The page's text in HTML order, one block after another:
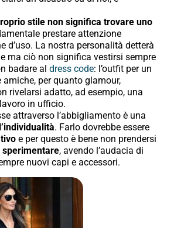
stile non significa trovare uno
prestare attenzione
d’uso. La nostra personalità detterà
ma ciò non significa vestirsi sempre
badare al dress code: l’outfit per un
per quanto glamour,
rivelarsi adatto, ad esempio, una
in ufficio.
attraverso l’abbigliamento è una
. Farlo dovrebbe essere
e per questo è bene non prendersi
sperimentare, avendo l’audacia di
nuovi capi e accessori.